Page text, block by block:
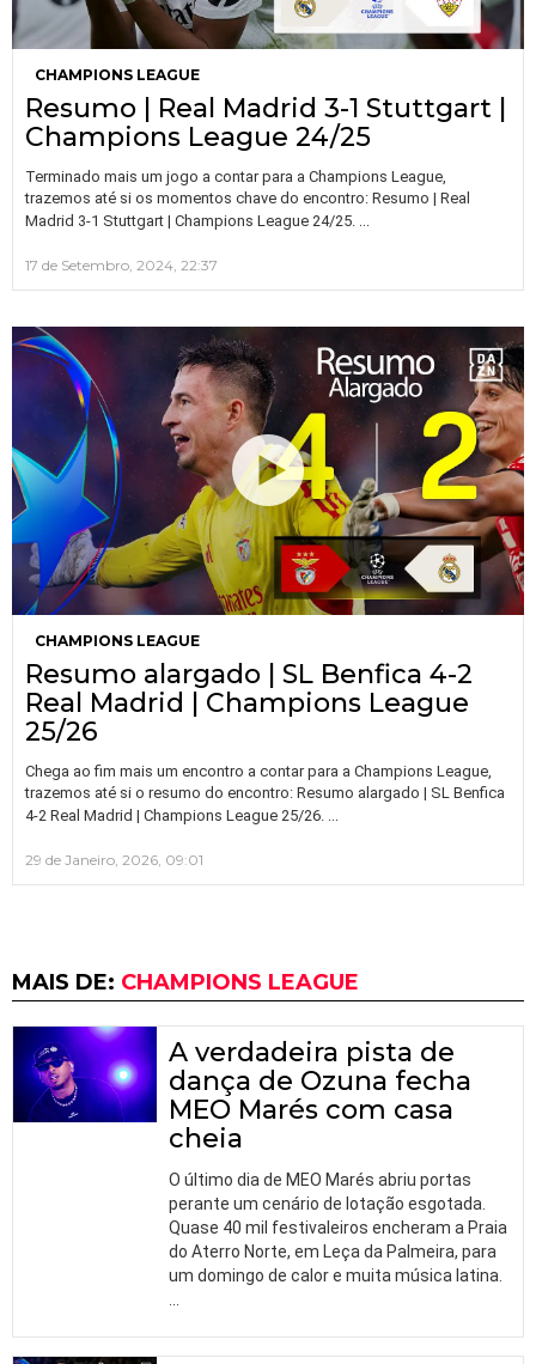
CHAMPIONS LEAGUE
Resumo | Real Madrid 3-1 Stuttgart |
Champions League 24/25
Terminado mais um jogo a contar para a Champions League,
trazemos até si os momentos chave do encontro: Resumo | Real
Madrid 3-1 Stuttgart | Champions League 24/25.
17 de Setembro, 2024, 22:37
CHAMPIONS LEAGUE
Resumo alargado | SL Benfica 4-2
Real Madrid | Champions League
25/26
Chega ao fim mais um encontro a contar para a Champions League,
trazemos até si o resumo do encontro: Resumo alargado | SL Benfica
4-2 Real Madrid | Champions League 25/26.
29 de Janeiro, 2026, 09:01
MAIS DE: CHAMPIONS LEAGUE
A verdadeira pista de
dança de Ozuna fecha
MEO Marés com casa
cheia
O último dia de MEO Marés abriu portas
perante um cenário de lotação esgotada.
Quase 40 mil festivaleiros encheram a Praia
do Aterro Norte, em Leça da Palmeira, para
um domingo de calor e muita música latina.